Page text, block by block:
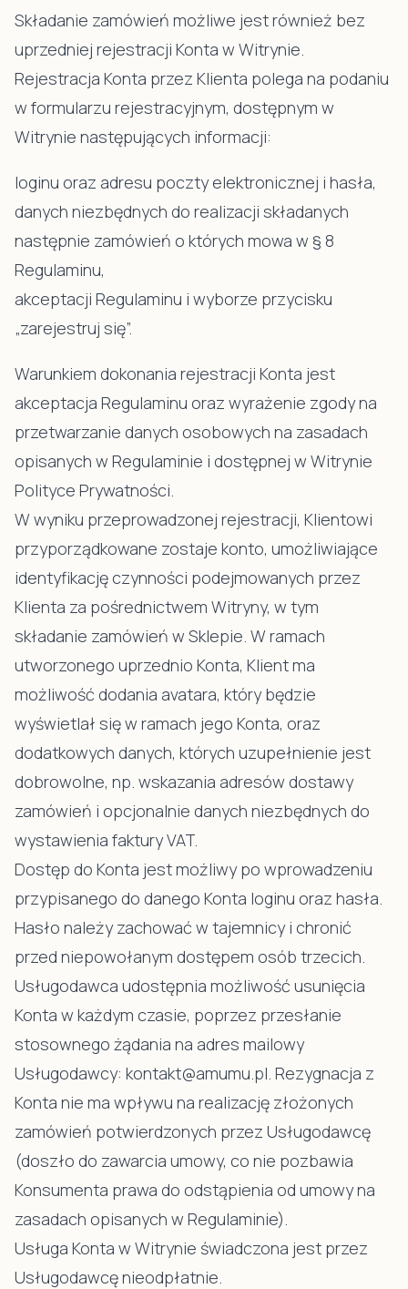
Składanie zamówień możliwe jest również bez
uprzedniej rejestracji Konta w Witrynie.
Rejestracja Konta przez Klienta polega na podaniu
w formularzu rejestracyjnym, dostępnym w
Witrynie następujących informacji:
loginu oraz adresu poczty elektronicznej i hasła,
danych niezbędnych do realizacji składanych
następnie zamówień o których mowa w § 8
Regulaminu,
akceptacji Regulaminu i wyborze przycisku
„zarejestruj się”.
Warunkiem dokonania rejestracji Konta jest
akceptacja Regulaminu oraz wyrażenie zgody na
przetwarzanie danych osobowych na zasadach
opisanych w Regulaminie i dostępnej w Witrynie
Polityce Prywatności.
W wyniku przeprowadzonej rejestracji, Klientowi
przyporządkowane zostaje konto, umożliwiające
identyfikację czynności podejmowanych przez
Klienta za pośrednictwem Witryny, w tym
składanie zamówień w Sklepie. W ramach
utworzonego uprzednio Konta, Klient ma
możliwość dodania avatara, który będzie
wyświetlał się w ramach jego Konta, oraz
dodatkowych danych, których uzupełnienie jest
dobrowolne, np. wskazania adresów dostawy
zamówień i opcjonalnie danych niezbędnych do
wystawienia faktury VAT.
Dostęp do Konta jest możliwy po wprowadzeniu
przypisanego do danego Konta loginu oraz hasła.
Hasło należy zachować w tajemnicy i chronić
przed niepowołanym dostępem osób trzecich.
Usługodawca udostępnia możliwość usunięcia
Konta w każdym czasie, poprzez przesłanie
stosownego żądania na adres mailowy
Usługodawcy: kontakt@amumu.pl. Rezygnacja z
Konta nie ma wpływu na realizację złożonych
zamówień potwierdzonych przez Usługodawcę
(doszło do zawarcia umowy, co nie pozbawia
Konsumenta prawa do odstąpienia od umowy na
zasadach opisanych w Regulaminie).
Usługa Konta w Witrynie świadczona jest przez
Usługodawcę nieodpłatnie.